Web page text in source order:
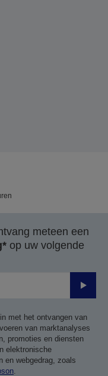
meteen een
op uw volgende
met het ontvangen van
van marktanalyses
promoties en diensten
elektronische
en webgedrag, zoals